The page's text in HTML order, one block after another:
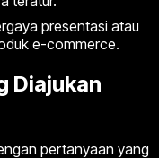
presentasi atau
e-commerce.
Diajukan
pertanyaan yang